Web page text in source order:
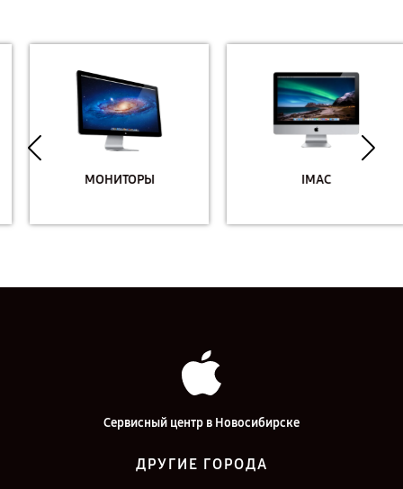
МОНИТОРЫ IMAC
Сервисный центр в Новосибирске
ДРУГИЕ ГОРОДА